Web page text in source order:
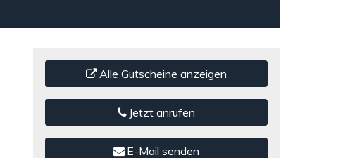
Alle Gutscheine anzeigen
Jetzt anrufen
E-Mail senden